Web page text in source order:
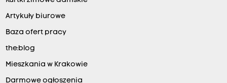
Artykuły biurowe
Baza ofert pracy
the:blog
Mieszkania w Krakowie
Darmowe ogłoszenia